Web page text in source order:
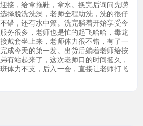
接，给拿拖鞋，拿水。换完后询问先唠
择脱洗洗澡，老师全程助洗，洗的很仔
错，还有水中箫。洗完躺着开始享受今
务很多，老师也是忙的起飞哈哈，毒龙
戴套坐上来，老师体力很不错，有了一
成今天的第一发。出货后躺着老师给按
有站起来了，这次老师口的时间挺久，
体力不支，后入一会，直接让老师打飞